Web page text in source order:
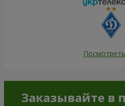
Заказывайте в